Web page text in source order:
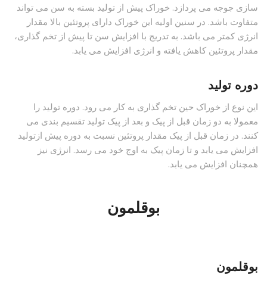
سازی جوجه می پردازد. خوراک پیش از تولید بسته به سن می تواند
متفاوت باشد. در سنین اولیه این خوراک دارای پروتئین بالا مقدار
انرژی کمتر می باشد. به تدریج با افزایش سن تا پیش از تخم گذاری،
مقدار پروتئین کاهش یافته و انرژی افزایش می یابد.
دوره تولید
این نوع از خوراک حین تخم گذاری به کار می رود. دوره تولید را
معمولا به دو زمان قبل از پیک و بعد از پیک تولید تقسیم بندی می
کنند. در زمان قبل از پیک مقدار پروتئین نسبت به دوره پیش ازتولید
افزایش می یابد و تا زمان پیک به اوج خود می رسد. انرژی نیز
همچنان افزایش می یابد.
بوقلمون
بوقلمون